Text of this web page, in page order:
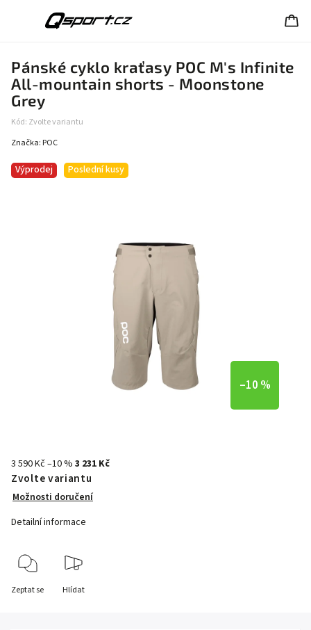
Pánské cyklo kraťasy POC M's Infinite
All-mountain shorts - Moonstone
Grey
Kód: Zvolte variantu
Výprodej Poslední kusy
Značka: POC
–10 %
3 590 Kč–10 % 3 231 Kč
Zvolte variantu
Možnosti doručení
Detailní informace
Zeptat se Hlídat